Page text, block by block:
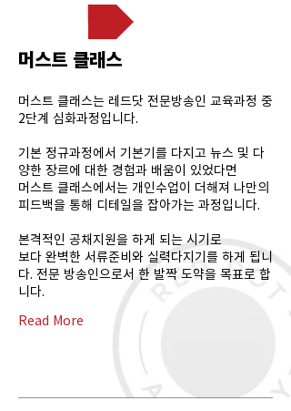
머스트 클래스
머스트 클래스는 레드닷 전문방송인 교육과정 중
2단계 심화과정입니다.
기본 정규과정에서 기본기를 다지고 뉴스 및 다
양한 장르에 대한 경험과 배움이 있었다면
머스트 클래스에서는 개인수업이 더해져 나만의
피드백을 통해 디테일을 잡아가는 과정입니다.
본격적인 공채지원을 하게 되는 시기로
보다 완벽한 서류준비와 실력다지기를 하게 됩니
다. 전문 방송인으로서 한 발짝 도약을 목표로 합
니다.
Read More